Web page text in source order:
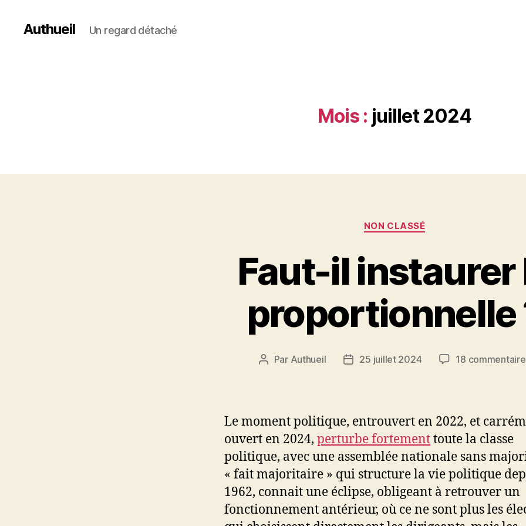
Authueil Un regard détaché
Mois : juillet 2024
Catégories
NON CLASSÉ
Faut-il instaurer
proportionnelle
Auteur
Par Authueil
Date25 juillet 2024 18
Le moment politique, entrouvert en 2022, et
ouvert en 2024, perturbe fortementtoute la classe
politique, avec une assemblée nationale sans
« fait majoritaire » qui structure la vie politique
1962, connait une éclipse, obligeant à retrouver un
fonctionnement antérieur, où ce ne sont plus les